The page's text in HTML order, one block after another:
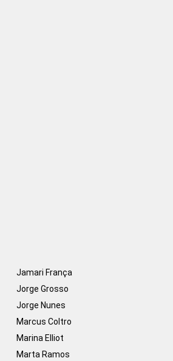
Jamari França
Jorge Grosso
Jorge Nunes
Marcus Coltro
Marina Elliot
Marta Ramos